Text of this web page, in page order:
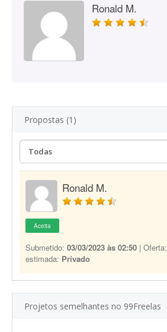
Ronald M.
Propostas (1)
Ronald M.
Aceita
Submetido: 03/03/2023 às 02:50 | Oferta:
estimada: Privado
Projetos semelhantes no 99Freelas